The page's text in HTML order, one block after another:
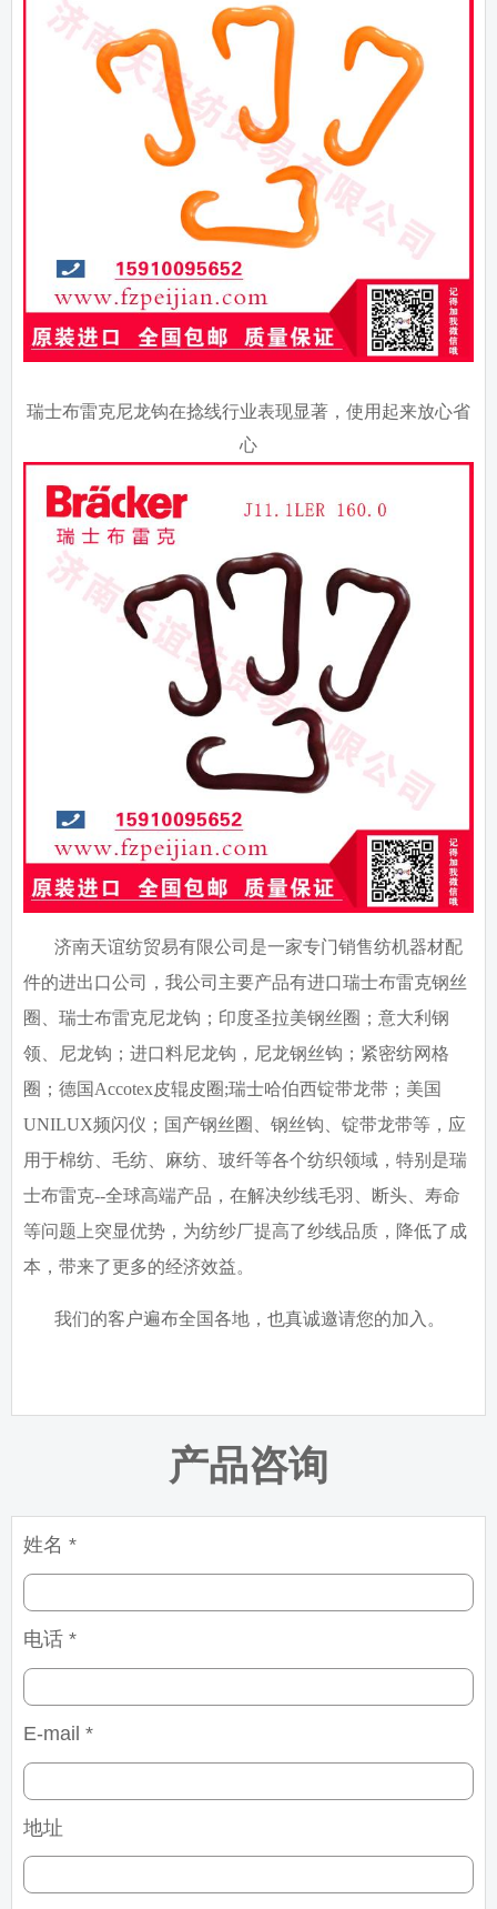
瑞士布雷克尼龙钩在捻线行业表现显著，使用起来放心省
心
济南天谊纺贸易有限公司是一家专门销售纺机器材配
件的进出口公司，我公司主要产品有进口瑞士布雷克钢丝
圈、瑞士布雷克尼龙钩；印度圣拉美钢丝圈；意大利钢
领、尼龙钩；进口料尼龙钩，尼龙钢丝钩；紧密纺网格
圈；德国 Accotex皮辊皮圈;瑞士哈伯西锭带龙带；美国
UNILUX频闪仪；国产钢丝圈、钢丝钩、锭带龙带等，应
用于棉纺、毛纺、麻纺、玻纤等各个纺织领域，特别是瑞
士布雷克--全球高端产品，在解决纱线毛羽、断头、寿命
等问题上突显优势，为纺纱厂提高了纱线品质，降低了成
本，带来了更多的经济效益。
我们的客户遍布全国各地，也真诚邀请您的加入。
产品咨询
姓名 *
电话 *
E-mail *
地址